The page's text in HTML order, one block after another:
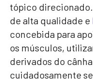
tópico direcionado.
de alta qualidade e
concebida para
os músculos,
derivados do
cuidadosamente